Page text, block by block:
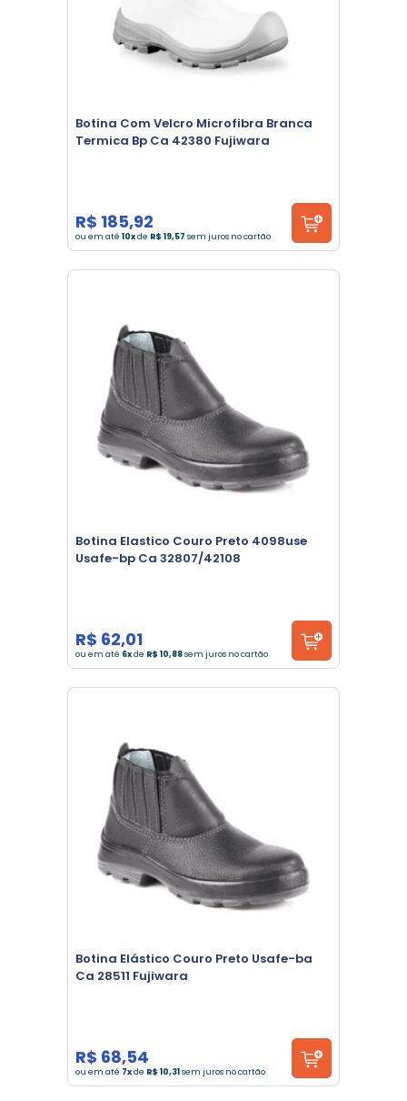
Botina Com Velcro Microfibra Branca
Termica Bp Ca 42380 Fujiwara
R$ 185,92
ou em até 10xde R$ 19,57 sem juros no cartão
Botina Elastico Couro Preto 4098use
Usafe-bp Ca 32807/42108
R$ 62,01
ou em até 6xde R$ 10,88sem juros no cartão
Botina Elástico Couro Preto Usafe-ba
Ca 28511 Fujiwara
R$ 68,54
ou em até 7xde R$ 10,31sem juros no cartão